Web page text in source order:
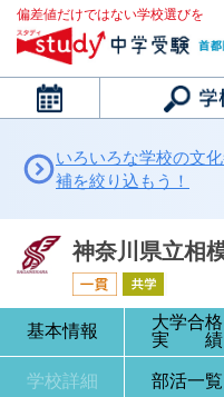
偏差値だけではない学校選びを
カレンダー
いろいろな学校の文
補を絞り込もう！
神奈川県立相
基本情報
大学合格
実 績
学校詳細 部活一覧